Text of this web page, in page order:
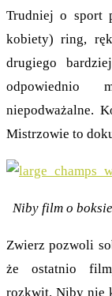
Trudniej o sport
kobiety) ring,
drugiego
odpowiednio
niepodważalne.
Mistrzowie to
Niby film o
Zwierz pozwoli
że ostatnio
rozkwit. Niby nie